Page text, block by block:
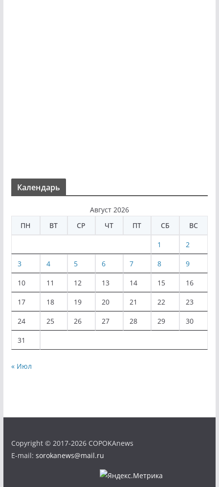
Календарь
Август 2026
ПН
ВТ СР ЧТ ПТ СБ ВС
1 2
3 4 5 6 7 8 9
10 11 12 13 14 15 16
17 18 19 20 21 22 23
24 25 26 27 28 29 30
31
« Июл
Copyright © 2017-2026 COPOKAnews
E-mail: sorokanews@mail.ru